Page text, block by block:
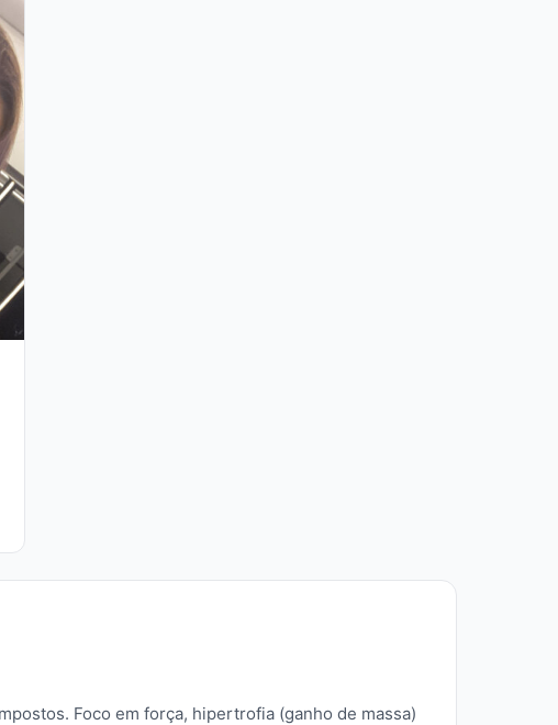
Foco em força, hipertrofia (ganho de massa)